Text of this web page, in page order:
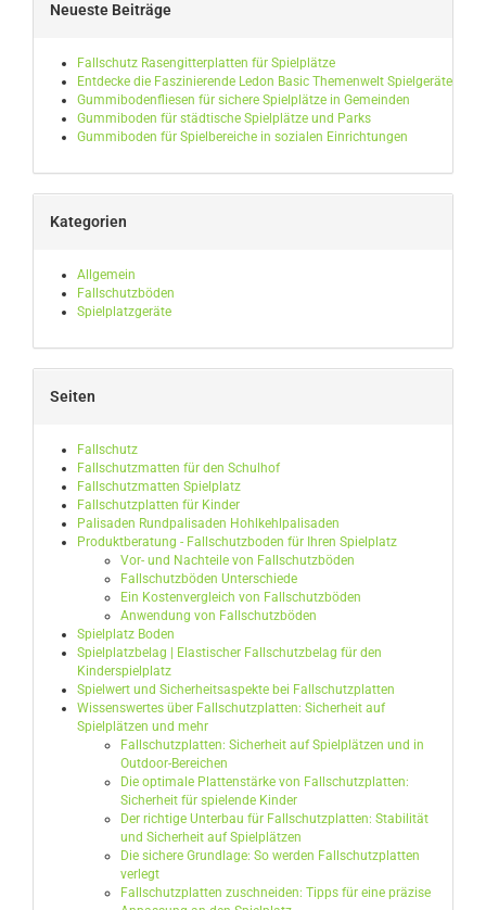
Neueste Beiträge
Fallschutz Rasengitterplatten für Spielplätze
Entdecke die Faszinierende Ledon Basic Themenwelt Spielgeräte
Gummibodenfliesen für sichere Spielplätze in Gemeinden
Gummiboden für städtische Spielplätze und Parks
Gummiboden für Spielbereiche in sozialen Einrichtungen
Kategorien
Allgemein
Fallschutzböden
Spielplatzgeräte
Seiten
Fallschutz
Fallschutzmatten für den Schulhof
Fallschutzmatten Spielplatz
Fallschutzplatten für Kinder
Palisaden Rundpalisaden Hohlkehlpalisaden
Produktberatung - Fallschutzboden für Ihren Spielplatz
Vor- und Nachteile von Fallschutzböden
Fallschutzböden Unterschiede
Ein Kostenvergleich von Fallschutzböden
Anwendung von Fallschutzböden
Spielplatz Boden
Spielplatzbelag | Elastischer Fallschutzbelag für den
Kinderspielplatz
Spielwert und Sicherheitsaspekte bei Fallschutzplatten
Wissenswertes über Fallschutzplatten: Sicherheit auf
Spielplätzen und mehr
Fallschutzplatten: Sicherheit auf Spielplätzen und in
Outdoor-Bereichen
Die optimale Plattenstärke von Fallschutzplatten:
Sicherheit für spielende Kinder
Der richtige Unterbau für Fallschutzplatten: Stabilität
und Sicherheit auf Spielplätzen
Die sichere Grundlage: So werden Fallschutzplatten
verlegt
Fallschutzplatten zuschneiden: Tipps für eine präzise